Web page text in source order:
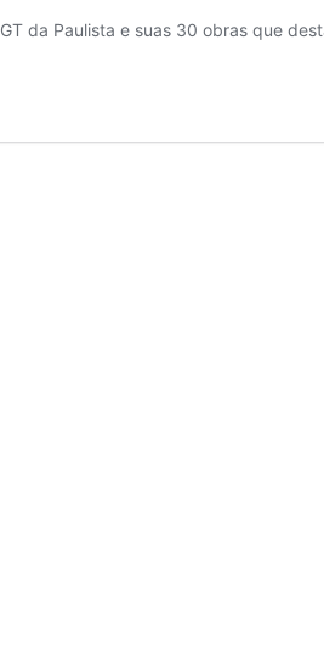
da Paulista e suas 30 obras que